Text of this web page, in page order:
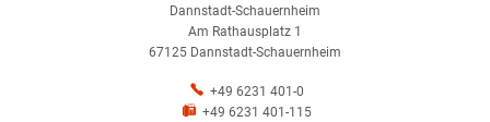
Dannstadt-Schauernheim
Am Rathausplatz 1
67125 Dannstadt-Schauernheim
+49 6231 401-0
+49 6231 401-115